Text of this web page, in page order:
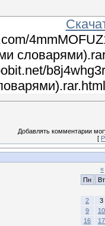
Добавлять комментарии
[
«
Пн
Вт
2
3
9
10
16
17